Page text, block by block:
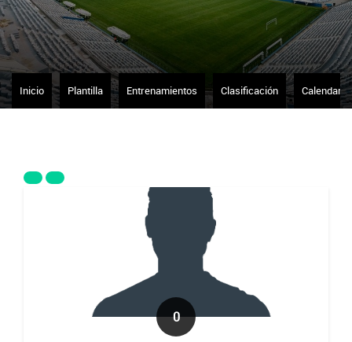
Inicio Plantilla Entrenamientos Clasificación Calendario
0